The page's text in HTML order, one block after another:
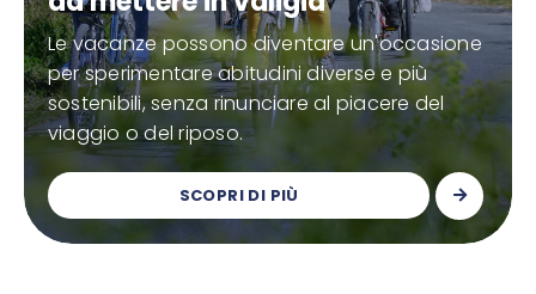
Le vacanze possono diventare un'occasione
per sperimentare abitudini diverse e più
sostenibili, senza rinunciare al piacere del
viaggio o del riposo.
SCOPRI DI PIÙ